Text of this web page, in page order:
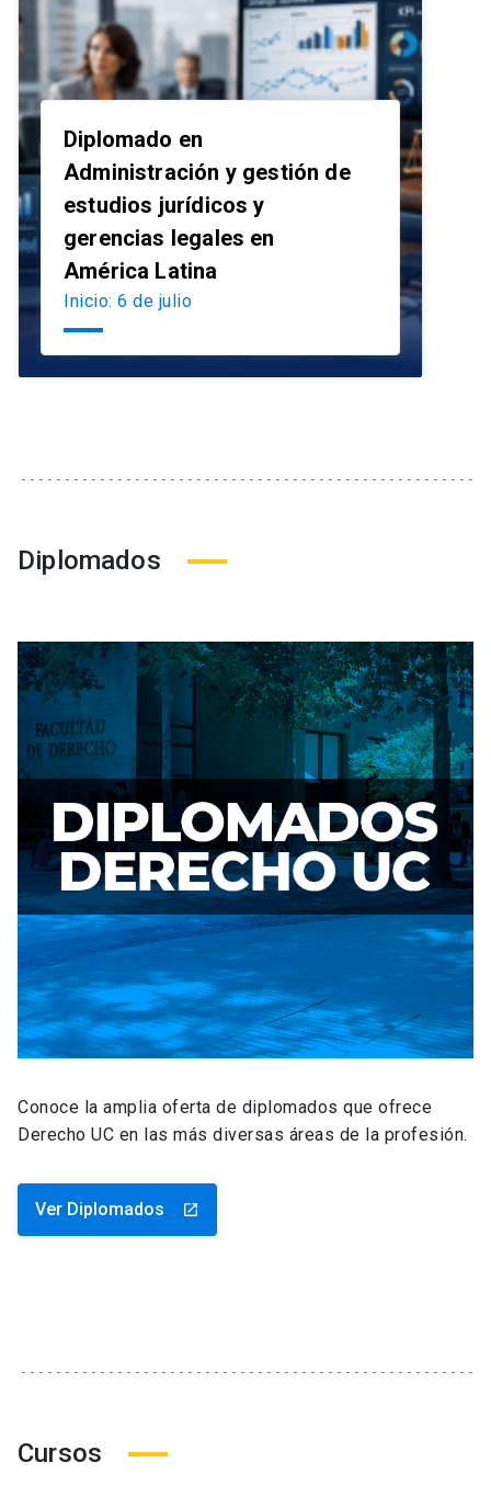
Diplomado en
Administración y gestión de
estudios jurídicos y
gerencias legales en
América Latina
Inicio: 6 de julio
Diplomados
Conoce la amplia oferta de diplomados que ofrece
Derecho UC en las más diversas áreas de la profesión.
Ver Diplomados launch
Cursos